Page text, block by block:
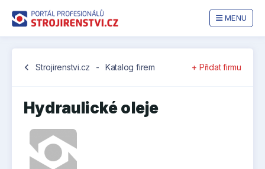
MENU
chevron_left Strojirenstvi.cz - Katalog firem + Přidat firmu
Hydraulické oleje